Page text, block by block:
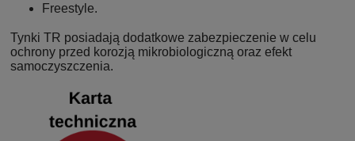
Freestyle.
Tynki TR posiadają dodatkowe zabezpieczenie w celu
ochrony przed korozją mikrobiologiczną oraz efekt
samoczyszczenia.